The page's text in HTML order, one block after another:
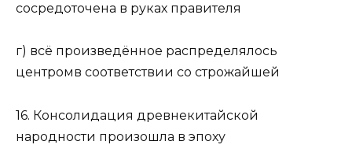
сосредоточена в руках правителя
г) всё произведённое распределялось
центромв соответствии со строжайшей
16. Консолидация древнекитайской
народности произошла в эпоху